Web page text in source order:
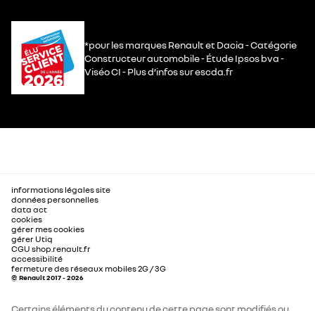
*pour les marques Renault et Dacia - Catégorie
Constructeur automobile - Étude Ipsos bva -
Viséo CI - Plus d’infos sur escda.fr
informations légales site
données personnelles
data act
cookies
gérer mes cookies
gérer Utiq
CGU shop.renault.fr
accessibilité
fermeture des réseaux mobiles 2G / 3G
© Renault 2017 - 2026